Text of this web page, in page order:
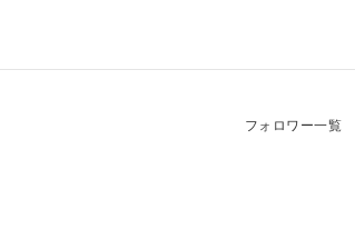
フォロワー一覧